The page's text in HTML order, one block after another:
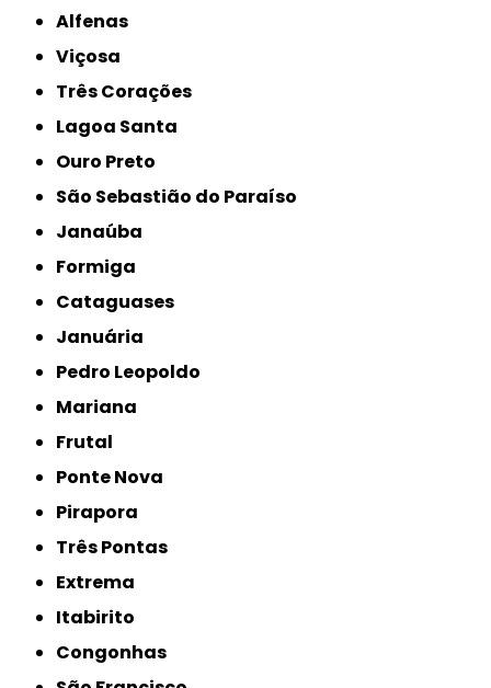
Alfenas
Viçosa
Três Corações
Lagoa Santa
Ouro Preto
São Sebastião do Paraíso
Janaúba
Formiga
Cataguases
Januária
Pedro Leopoldo
Mariana
Frutal
Ponte Nova
Pirapora
Três Pontas
Extrema
Itabirito
Congonhas